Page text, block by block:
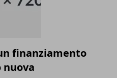
finanziamento
nuova